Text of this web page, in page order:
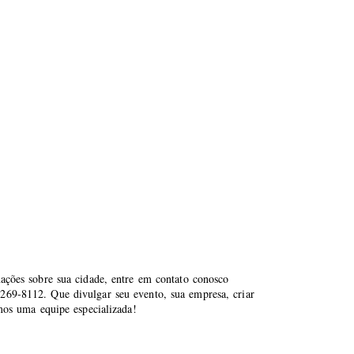
sobre sua cidade, entre em contato conosco
8112. Que divulgar seu evento, sua empresa, criar
uma equipe especializada!